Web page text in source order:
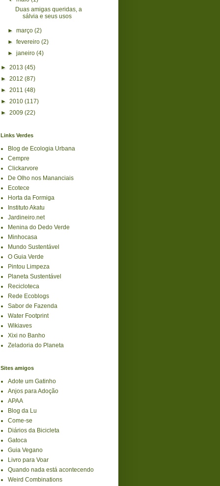
Duas amigas queridas, a
sálvia e seus usos
►março(2)
►fevereiro(2)
►janeiro(4)
► 2013 (45)
► 2012 (87)
► 2011 (48)
► 2010 (117)
► 2009 (22)
Links Verdes
Blog de Ecologia Urbana
Cempre
Clickarvore
De Olho nos Mananciais
Ecotece
Horta da Formiga
Instituto Akatu
Jardineiro.net
Menina do Dedo Verde
Minhocasa
Mundo Sustentável
O Guia Verde
Pintou Limpeza
Planeta Sustentável
Recicloteca
Rede Ecoblogs
Sabor de Fazenda
Water Footprint
Wikiaves
Xixi no Banho
Zeladoria do Planeta
Sites amigos
Adote um Gatinho
Anjos para Adoção
APAA
Blog da Lu
Come-se
Diários da Bicicleta
Gatoca
Guia Vegano
Livro para Voar
Quando nada está acontecendo
Weird Combinations